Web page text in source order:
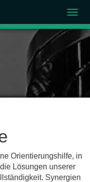
Orientierungshilfe, in
Lösungen unserer
Synergien